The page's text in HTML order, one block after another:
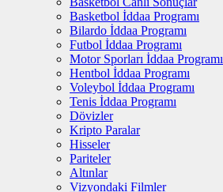
Basketbol İddaa Programı
Bilardo İddaa Programı
Futbol İddaa Programı
Motor Sporları İddaa Programı
Hentbol İddaa Programı
Voleybol İddaa Programı
Tenis İddaa Programı
Dövizler
Kripto Paralar
Hisseler
Pariteler
Altınlar
Vizyondaki Filmler